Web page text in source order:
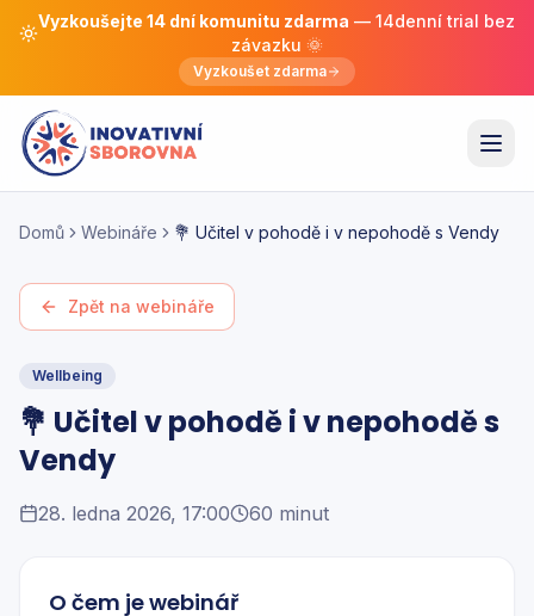
Vyzkoušejte 14 dní komunitu zdarma — 14denní trial bez
závazku 🌞
Vyzkoušet zdarma
Domů Webináře 💐 Učitel v pohodě i v nepohodě s Vendy
Zpět na webináře
Wellbeing
💐 Učitel v pohodě i v nepohodě s
Vendy
28. ledna 2026, 17:00 60 minut
O čem je webinář